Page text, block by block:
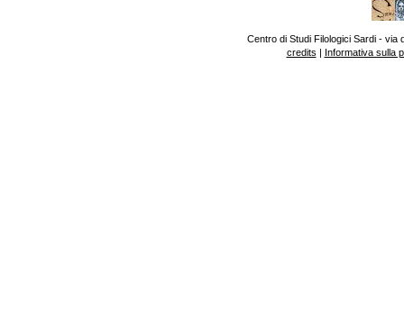
Centro di Studi Filologici Sardi - via
credits | Informativa sulla